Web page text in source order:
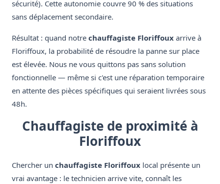
sécurité). Cette autonomie couvre 90 % des situations
sans déplacement secondaire.
Résultat : quand notre chauffagiste Floriffoux arrive à
Floriffoux, la probabilité de résoudre la panne sur place
est élevée. Nous ne vous quittons pas sans solution
fonctionnelle — même si c'est une réparation temporaire
en attente des pièces spécifiques qui seraient livrées sous
48h.
Chauffagiste de proximité à
Floriffoux
Chercher un chauffagiste Floriffoux local présente un
vrai avantage : le technicien arrive vite, connaît les